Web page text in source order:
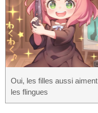
Oui, les filles aussi aiment
les flingues